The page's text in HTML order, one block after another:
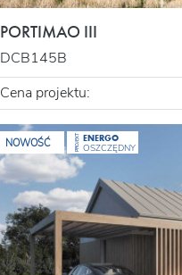
PORTIMAO III
DCB145B
Cena projektu:
NOWOŚĆ PROJEKT ENERGO
OSZCZĘDNY